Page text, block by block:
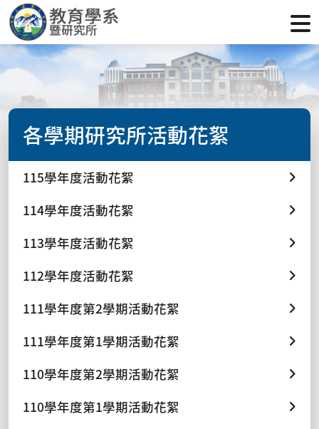
各學期研究所活動花絮
115學年度活動花絮
114學年度活動花絮
113學年度活動花絮
112學年度活動花絮
111學年度第2學期活動花絮
111學年度第1學期活動花絮
110學年度第2學期活動花絮
110學年度第1學期活動花絮